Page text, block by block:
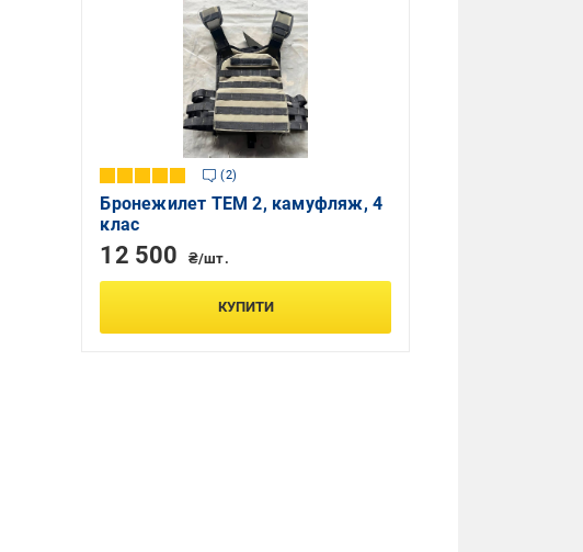
2
Бронежилет ТЕМ 2, камуфляж, 4
клас
12 500 ₴/шт.
КУПИТИ